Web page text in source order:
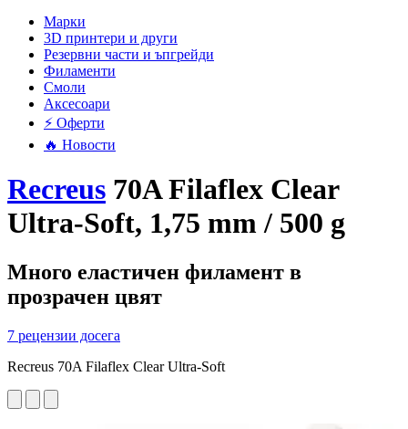
Mарки
3D принтери и други
Резервни части и ъпгрейди
Филаменти
Смоли
Аксесоари
⚡ Оферти
🔥 Новости
Recreus 70A Filaflex Clear
Ultra-Soft, 1,75 mm / 500 g
Много еластичен филамент в
прозрачен цвят
7 рецензии досега
Recreus 70A Filaflex Clear Ultra-Soft